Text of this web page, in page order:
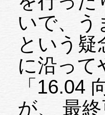
いで、う
という
に沿って
「16.04
が、 最